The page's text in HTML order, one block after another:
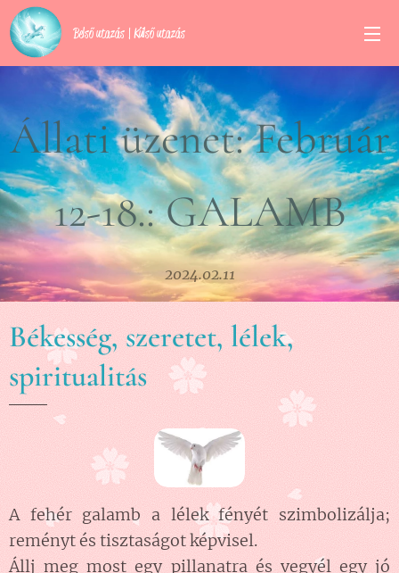
Belső utazás | Külső utazás
Állati üzenet: Február
12-18.: GALAMB
2024.02.11
Békesség, szeretet, lélek,
spiritualitás
A fehér galamb a lélek fényét szimbolizálja;
reményt és tisztaságot képvisel.
Állj meg most egy pillanatra és vegyél egy jó